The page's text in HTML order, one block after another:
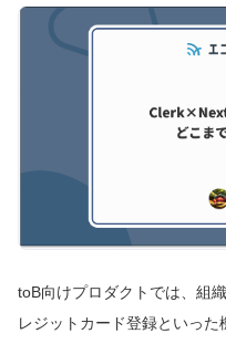
toB向けプロダクトでは、組
レジットカード登録といっ